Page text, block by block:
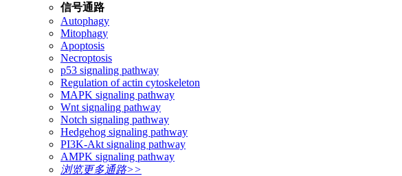
信号通路
Autophagy
Mitophagy
Apoptosis
Necroptosis
p53 signaling pathway
Regulation of actin cytoskeleton
MAPK signaling pathway
Wnt signaling pathway
Notch signaling pathway
Hedgehog signaling pathway
PI3K-Akt signaling pathway
AMPK signaling pathway
浏览更多通路>>